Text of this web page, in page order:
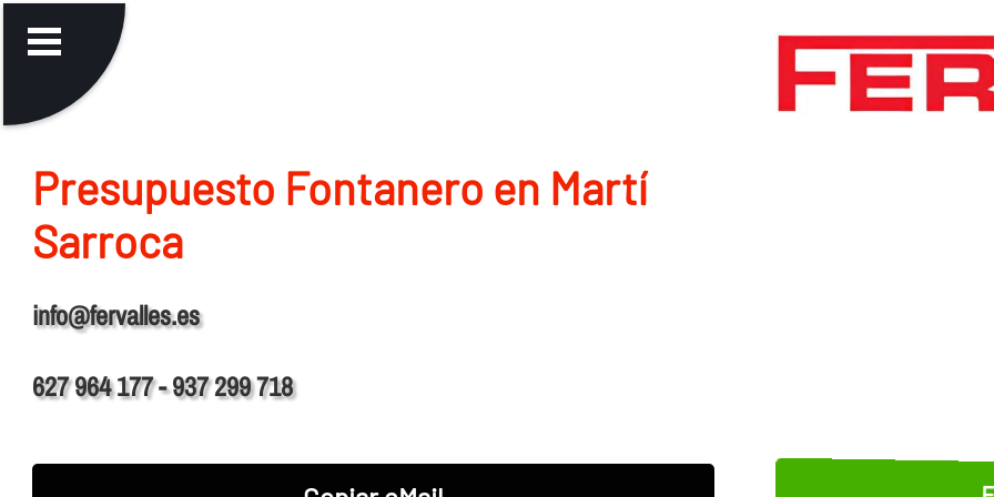
Presupuesto Fontanero en Martí
Sarroca
info@fervalles.es
627 964 177 - 937 299 718